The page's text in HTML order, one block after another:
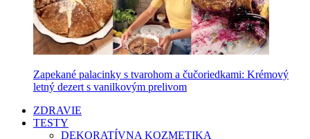
Zapekané palacinky s tvarohom a čučoriedkami: Krémový
letný dezert s vanilkovým prelivom
ZDRAVIE
TESTY
DEKORATÍVNA KOZMETIKA